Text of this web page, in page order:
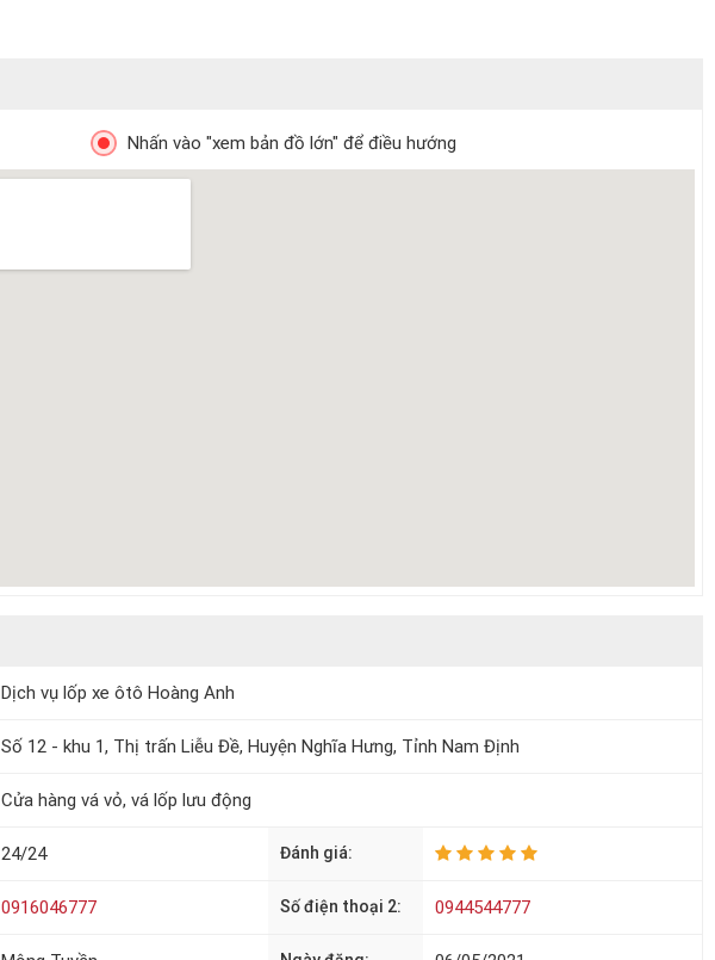
Nhấn vào "xem bản đồ lớn" để điều hướng
Dịch vụ lốp xe ôtô Hoàng Anh
Số 12 - khu 1, Thị trấn Liễu Đề, Huyện Nghĩa Hưng, Tỉnh Nam Định
Cửa hàng vá vỏ, vá lốp lưu động
24/24 Đánh giá:
0916046777 Số điện thoại 2: 0944544777